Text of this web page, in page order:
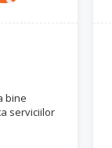
bine
serviciilor